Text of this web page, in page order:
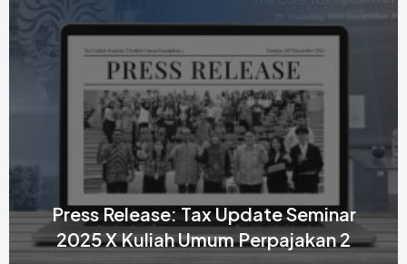
Press Release: Media Company
And Traning 2024